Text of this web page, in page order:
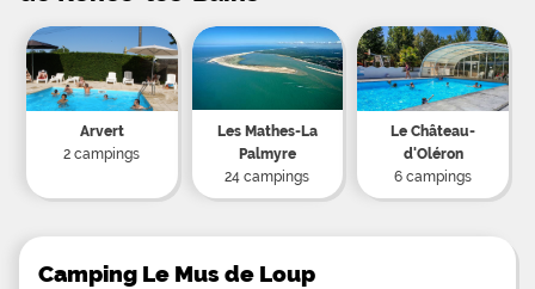
Arvert
2 campings
Les Mathes-La
Palmyre
24 campings
Le Château-
d'Oléron
6 campings
Camping Le Mus de Loup